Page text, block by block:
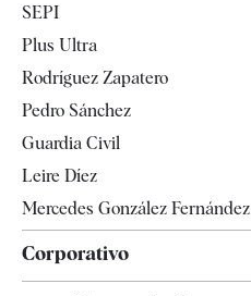
Televisión
SEPI
Plus Ultra
Rodríguez Zapatero
Pedro Sánchez
Guardia Civil
Leire Díez
Mercedes González Fernández
Corporativo